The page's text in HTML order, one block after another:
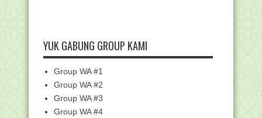
Peserta PLPG 2017...
SK Inpassing untuk Jawa Tengah
Laporan Kemajuan Peserta Sergur
Madrasah 2017
Peserta yang Belum Serahkan BERKAS
di UNM Makassar
YUK GABUNG GROUP KAMI
Group WA #1
Group WA #2
Group WA #3
Group WA #4